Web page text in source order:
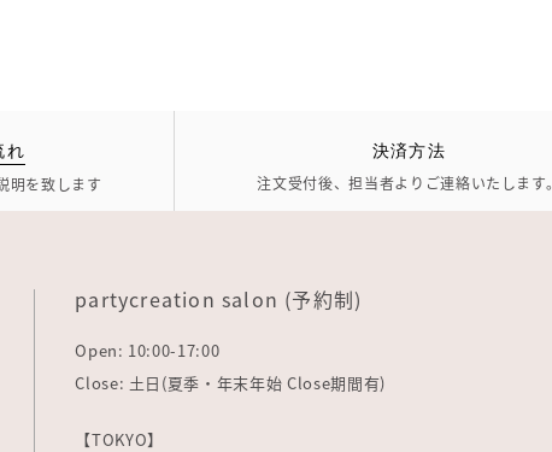
れ
明を致します
決済方法
注文受付後、担当者よりご連絡いたします。
partycreation salon (予約制)
Open: 10:00-17:00
Close: 土日(夏季・年末年始 Close期間有)
【TOKYO】